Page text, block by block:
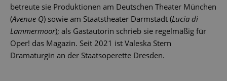
betreute sie Produktionen am Deutschen Theater München
(Avenue Q) sowie am Staatstheater Darmstadt (Lucia di
Lammermoor); als Gastautorin schrieb sie regelmäßig für
Oper! das Magazin. Seit 2021 ist Valeska Stern
Dramaturgin an der Staatsoperette Dresden.